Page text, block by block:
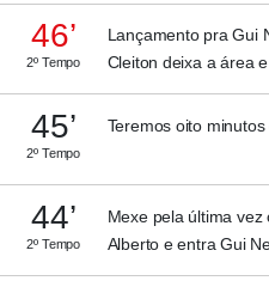
46’
2º Tempo
Lançamento pra Gui
Cleiton deixa a área
45’
2º Tempo
Teremos oito minutos
44’
2º Tempo
Mexe pela última vez
Alberto e entra Gui